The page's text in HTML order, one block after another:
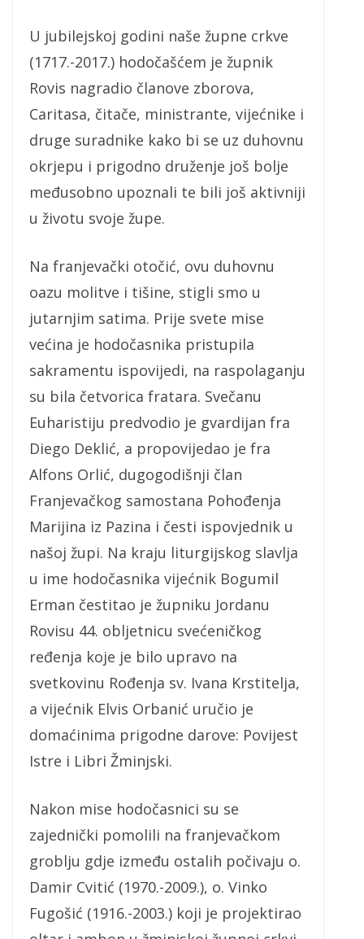
U jubilejskoj godini naše župne crkve
(1717.-2017.) hodočašćem je župnik
Rovis nagradio članove zborova,
Caritasa, čitače, ministrante, vijećnike i
druge suradnike kako bi se uz duhovnu
okrjepu i prigodno druženje još bolje
međusobno upoznali te bili još aktivniji
u životu svoje župe.
Na franjevački otočić, ovu duhovnu
oazu molitve i tišine, stigli smo u
jutarnjim satima. Prije svete mise
većina je hodočasnika pristupila
sakramentu ispovijedi, na raspolaganju
su bila četvorica fratara. Svečanu
Euharistiju predvodio je gvardijan fra
Diego Deklić, a propovijedao je fra
Alfons Orlić, dugogodišnji član
Franjevačkog samostana Pohođenja
Marijina iz Pazina i česti ispovjednik u
našoj župi. Na kraju liturgijskog slavlja
u ime hodočasnika vijećnik Bogumil
Erman čestitao je župniku Jordanu
Rovisu 44. obljetnicu svećeničkog
ređenja koje je bilo upravo na
svetkovinu Rođenja sv. Ivana Krstitelja,
a vijećnik Elvis Orbanić uručio je
domaćinima prigodne darove: Povijest
Istre i Libri Žminjski.
Nakon mise hodočasnici su se
zajednički pomolili na franjevačkom
groblju gdje između ostalih počivaju o.
Damir Cvitić (1970.-2009.), o. Vinko
Fugošić (1916.-2003.) koji je projektirao